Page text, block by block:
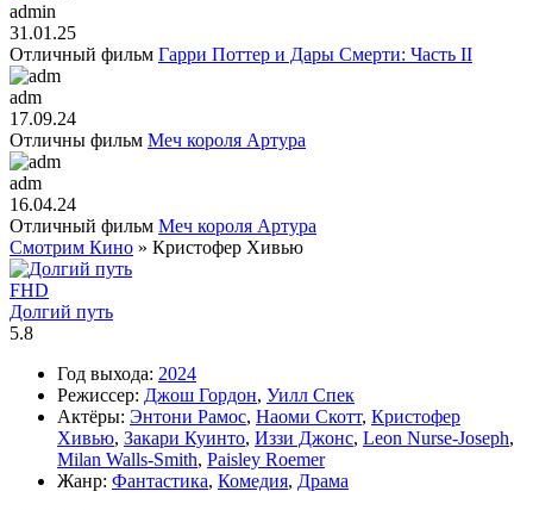
admin
31.01.25
Отличный фильм Гарри Поттер и Дары Смерти: Часть II
adm
17.09.24
Отличны фильм Меч короля Артура
adm
16.04.24
Отличный фильм Меч короля Артура
Смотрим Кино » Кристофер Хивью
FHD
Долгий путь
5.8
Год выхода: 2024
Режиссер: Джош Гордон, Уилл Спек
Актёры: Энтони Рамос, Наоми Скотт, Кристофер
Хивью, Закари Куинто, Иззи Джонс, Leon Nurse-Joseph,
Milan Walls-Smith, Paisley Roemer
Жанр: Фантастика, Комедия, Драма